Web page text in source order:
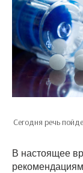
Сегодня речь
В настоящее